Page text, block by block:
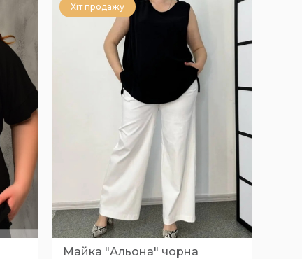
Хіт продажу
Майка "Альона" чорна